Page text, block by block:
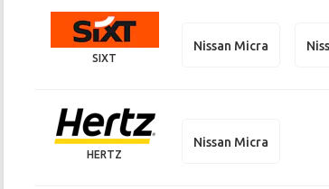
SIXT
Nissan Micra
HERTZ
Nissan Micra